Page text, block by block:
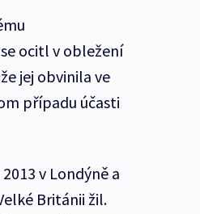
ocitl v obležení
jej obvinila ve
případu účasti
v Londýně a
Británii žil.